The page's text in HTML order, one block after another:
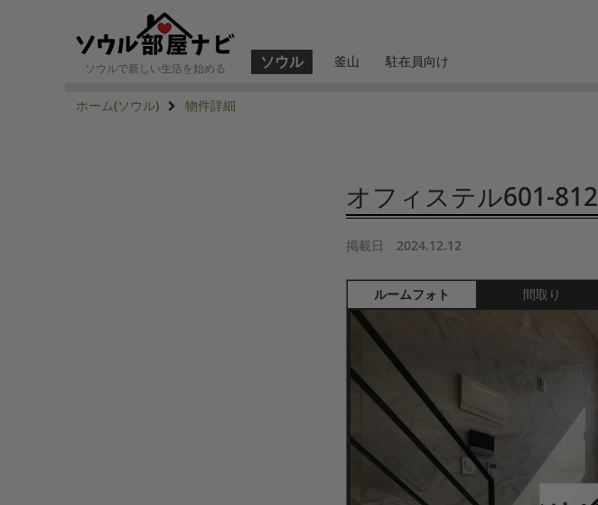
ソウルで新しい生活を始める ソウル 釜山 駐在員向け
ホーム(ソウル) 物件詳細
オフィステル601-812
掲載日 2024.12.12
ルームフォト 間取り